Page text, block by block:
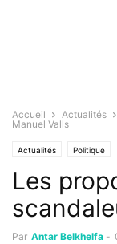
Accueil Actualités
Manuel Valls
Actualités Politique
Les
Par Antar Belkhelfa -